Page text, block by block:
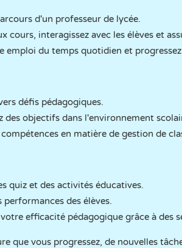
d'un professeur de lycée.
cours, interagissez avec les élèves et
emploi du temps quotidien et
défis pédagogiques.
des objectifs dans l'environnement
compétences en matière de gestion de
quiz et des activités éducatives.
performances des élèves.
efficacité pédagogique grâce à des
que vous progressez, de nouvelles